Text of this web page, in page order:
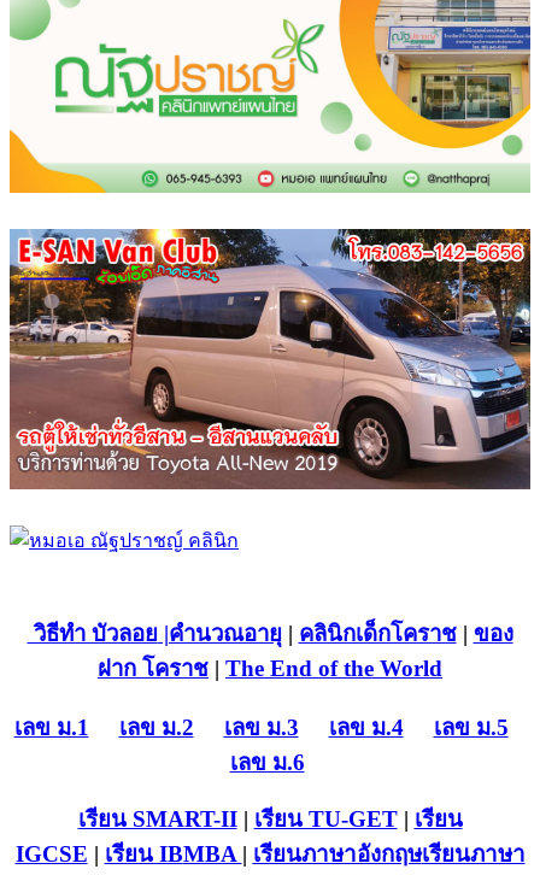
วิธีทำ บัวลอย |คำนวณอายุ | คลินิกเด็กโคราช| ของ
ฝาก โคราช | The End of the World
เลข ม.1 เลข ม.2 เลข ม.3 เลข ม.4
เลข ม.5
เลข ม.6
เรียน SMART-II| เรียน TU-GET| เรียน
IGCSE | เรียน IBMBA | เรียนภาษาอังกฤษเรียนภาษา